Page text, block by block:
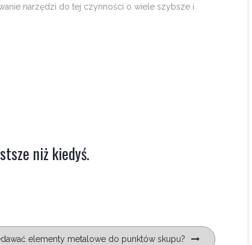
narzędzi do tej czynności o wiele szybsze i
niż kiedyś.
elementy metalowe do punktów skupu?